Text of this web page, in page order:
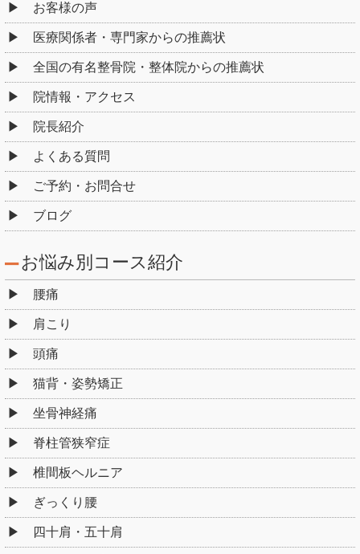
お客様の声
医療関係者・専門家からの推薦状
全国の有名整骨院・整体院からの推薦状
院情報・アクセス
院長紹介
よくある質問
ご予約・お問合せ
ブログ
お悩み別コース紹介
腰痛
肩こり
頭痛
猫背・姿勢矯正
坐骨神経痛
脊柱管狭窄症
椎間板ヘルニア
ぎっくり腰
四十肩・五十肩